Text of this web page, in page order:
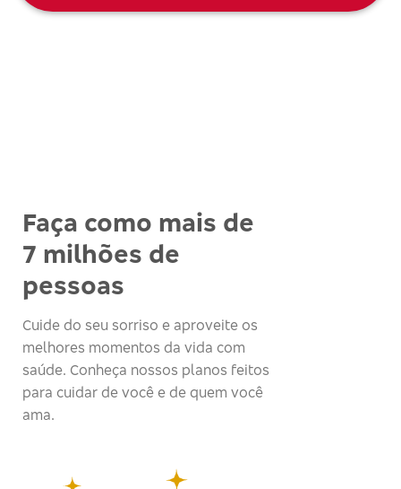
Faça como mais de
7 milhões de
pessoas
Cuide do seu sorriso e aproveite os
melhores momentos da vida com
saúde. Conheça nossos planos feitos
para cuidar de você e de quem você
ama.